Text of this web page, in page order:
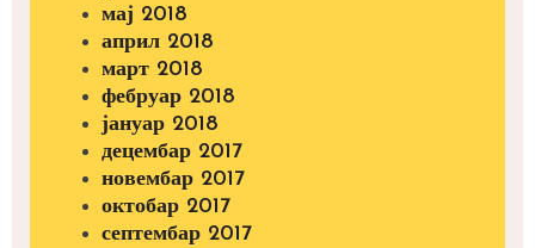
мај 2018
април 2018
март 2018
фебруар 2018
јануар 2018
децембар 2017
новембар 2017
октобар 2017
септембар 2017